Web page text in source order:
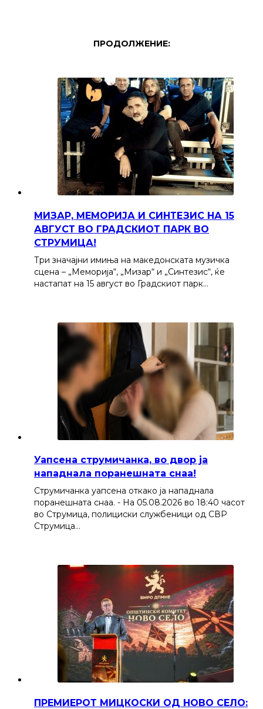
ПРОДОЛЖЕНИЕ:
МИЗАР, МЕМОРИЈА И СИНТЕЗИС НА 15
АВГУСТ ВО ГРАДСКИОТ ПАРК ВО
СТРУМИЦА!
Три значајни имиња на македонската музичка
сцена – „Меморија“, „Мизар“ и „Синтезис“, ќе
настапат на 15 август во Градскиот парк…
Уапсена струмичанка, во двор ја
нападнала поранешната снаа!
Струмичанка уапсена откако ја нападнала
поранешната снаа. - На 05.08.2026 во 18:40 часот
во Струмица, полициски службеници од СВР
Струмица…
ПРЕМИЕРОТ МИЦКОСКИ ОД НОВО СЕЛО: